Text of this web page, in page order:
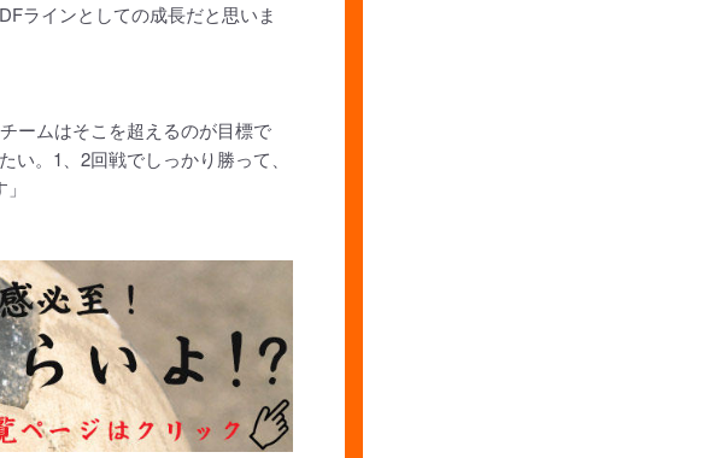
ラインとしての成長だと思いま
ームはそこを超えるのが目標で
。1、2回戦でしっかり勝って、